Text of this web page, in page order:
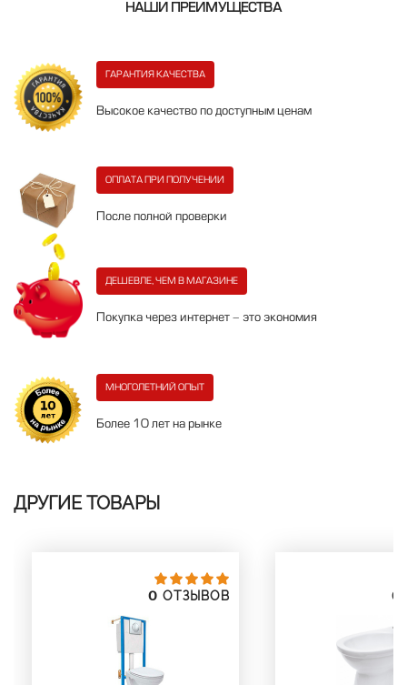
НАШИ ПРЕИМУЩЕСТВА
ГАРАНТИЯ КАЧЕСТВА
Высокое качество по доступным ценам
ОПЛАТА ПРИ ПОЛУЧЕНИИ
После полной проверки
ДЕШЕВЛЕ, ЧЕМ В МАГАЗИНЕ
Покупка через интернет - это экономия
МНОГОЛЕТНИЙ ОПЫТ
Более 10 лет на рынке
ДРУГИЕ ТОВАРЫ
0 ОТЗЫВОВ 0